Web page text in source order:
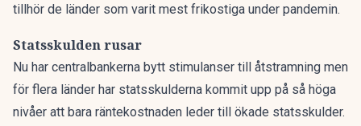
tillhör de länder som varit mest frikostiga under pandemin.
Statsskulden rusar
Nu har centralbankerna bytt stimulanser till åtstramning men
för flera länder har statsskulderna kommit upp på så höga
nivåer att bara räntekostnaden leder till ökade statsskulder.